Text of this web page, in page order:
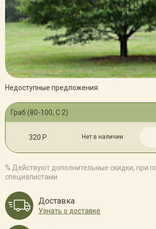
Недоступные предложения
Граб (80-100, C 2)
320 Р Нет в наличии
% Действуют дополнительные скидки, при
специалистами
Доставка
Узнать о доставке